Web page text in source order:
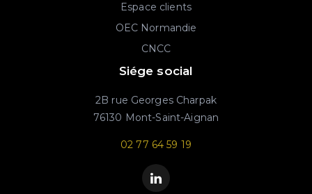
Espace clients
OEC Normandie
CNCC
Siége social
2B rue Georges Charpak
76130 Mont-Saint-Aignan
02 77 64 59 19